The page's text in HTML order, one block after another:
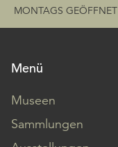
MONTAGS GEÖFFNET
Menü
Museen
Sammlungen